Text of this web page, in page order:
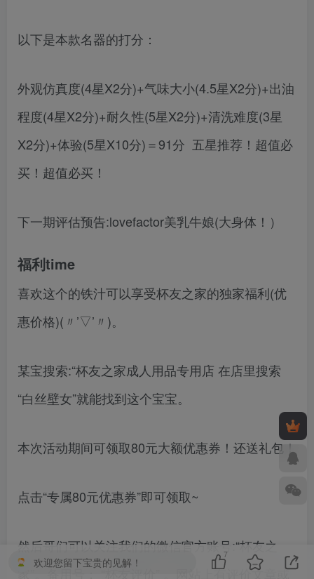
以下是本款名器的打分：
外观仿真度(4星X2分)+气味大小(4.5星X2分)+出油
程度(4星X2分)+耐久性(5星X2分)+清洗难度(3星
X2分)+体验(5星X10分)＝91分 五星推荐！超值必
买！超值必买！
下一期评估预告:lovefactor美乳牛娘(大身体！）
福利time
喜欢这个的铁汁可以享受杯友之家的独家福利(优
惠价格)(〃’▽’〃)。
某宝搜索:“杯友之家成人用品专用店 在店里搜索
“白丝壁女”就能找到这个宝宝。
本次活动期间可领取80元大额优惠券！还送礼包！
点击“专属80元优惠券”即可领取~
然后哥们可以关注我们的微信官方账号:“杯友之
家”。备用号： “杯友评价” 。网站上有评价文章或
欢迎您留下宝贵的见解！
7